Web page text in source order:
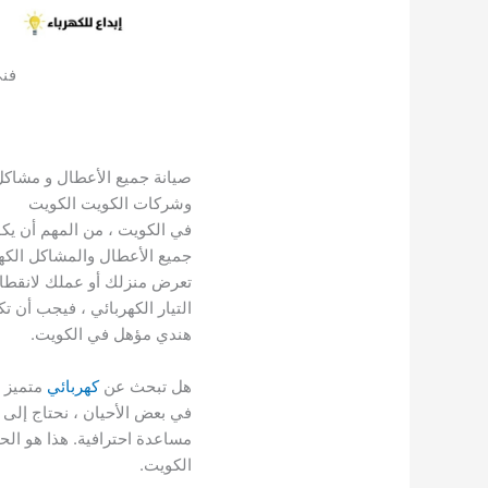
صيانة جميع الأعطال و
وشركات الكويت الكويت
في الكويت ، من المهم أن
جميع الأعطال والمشاكل
تعرض منزلك أو عملك
التيار الكهربائي ، فيجب
هندي مؤهل في الكويت.
هل تبحث عنكهربائي
في بعض الأحيان ، نحتاج
مساعدة احترافية. هذا هو
الكويت.